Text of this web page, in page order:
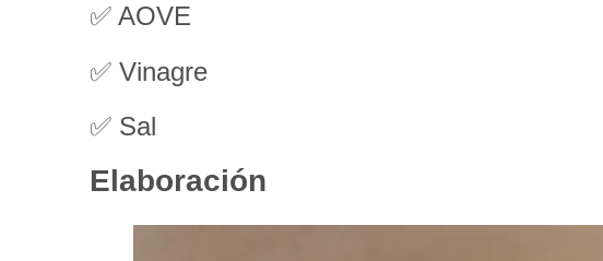
✅ AOVE
✅ Vinagre
✅ Sal
Elaboración